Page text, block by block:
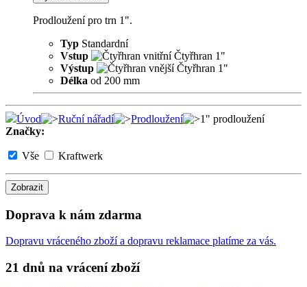
Prodloužení pro trn 1".
Typ Standardní
Vstup
Čtyřhran 1"
Výstup
Čtyřhran 1"
Délka od 200 mm
Úvod Ruční nářadí Prodloužení
1" prodloužení
Značky:
Vše Kraftwerk
Zobrazit
Doprava k nám zdarma
Dopravu vráceného zboží a dopravu reklamace platíme za vás.
21 dnů na vrácení zboží